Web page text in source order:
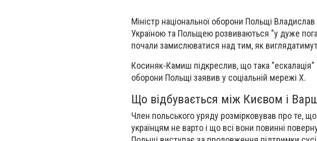
Міністр національної оборони Польщі
Україною та Польщею розвиваються "у дуже
почали замислюватися над тим, як
Косиняк-Камиш підкреслив, щотака
оборони Польщі заявив у соціальній мережі Х.
Що відбувається між Києвом і
Член польського уряду розмірковував про те,
українцям не варто і що всі вони повинні